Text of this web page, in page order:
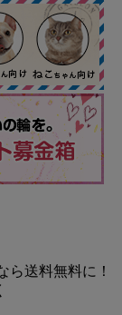
ら送料無料に！